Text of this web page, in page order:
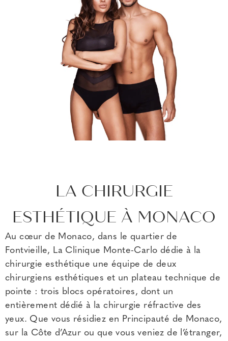
LA CHIRURGIE
ESTHÉTIQUE À MONACO
Au cœur de Monaco, dans le quartier de
Fontvieille, La Clinique Monte-Carlo dédie à la
chirurgie esthétique une équipe de deux
chirurgiens esthétiques et un plateau technique de
pointe : trois blocs opératoires, dont un
entièrement dédié à la chirurgie réfractive des
yeux. Que vous résidiez en Principauté de Monaco,
sur la Côte d’Azur ou que vous veniez de l’étranger,